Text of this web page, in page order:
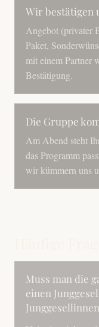
Wir bestätigen
Angebot (privater
Paket,
mit einem Partner
Bestätigung.
Die Gruppe
Am Abend steht
das Programm
wir kümmern uns
Muss man die
einen